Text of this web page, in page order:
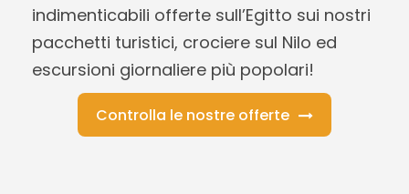
indimenticabili offerte sull’Egitto sui nostri
pacchetti turistici, crociere sul Nilo ed
escursioni giornaliere più popolari!
Controlla le nostre offerte